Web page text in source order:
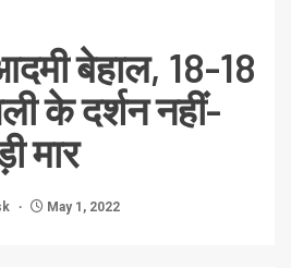
बेहाल, 18-18
के दर्शन नहीं-
मार
May 1, 2022